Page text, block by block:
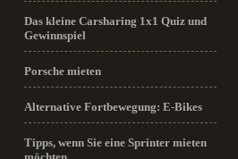
Das kleine Carsharing 1x1 Quiz und
Gewinnspiel
Porsche mieten
Alternative Fortbewegung: E-Bikes
Tipps, wenn Sie eine Sprinter mieten